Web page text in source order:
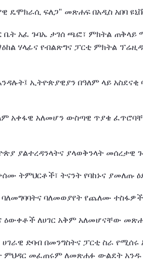
ዴሞክራሲ ፍለጋ" መጽሐፍ በአዲስ አበባ
አፈ ጉባኤ ታገሰ ጫፎ፣ ምክትል ጠቅላይ
ሃላፊና የብልጽግና ፓርቲ ምክትል
ኢትዮጵያዊያን በዓለም ላይ አስደናቂ
አቀፋዊ አለመሆን ውስጣዊ ጥያቄ
ያልተረዳንላትና ያላወቅንላት
ትምህርቶች፣ ትናንት የባከኑና
ባለመወያየት የጨለሙ
ዕውቀቶች ለሀገር አቅም አለመሆናቸው
ድባብ በመንግስትና ፓርቲ ስራ የሚሰሩ
ምህዳር መፈጠሩም ለመጽሐፉ ውልደት አንዱ